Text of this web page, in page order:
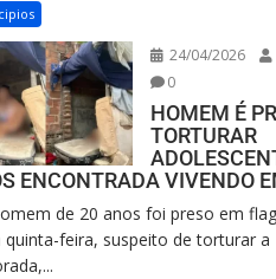
24/04/2026
0
HOMEM É
TORTURAR
ENCONTRADA VIVENDO
de 20 anos foi preso em
quinta-feira, suspeito de torturar a